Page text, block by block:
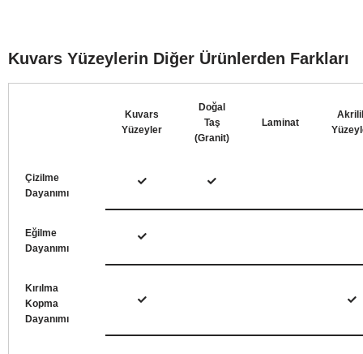
Kuvars Yüzeylerin Diğer Ürünlerden Farkları
Kuvars
Yüzeyler
Doğal
Taş
(Granit)
Laminat
Çizilme
Dayanımı
Eğilme
Dayanımı
Kırılma
Kopma
Dayanımı